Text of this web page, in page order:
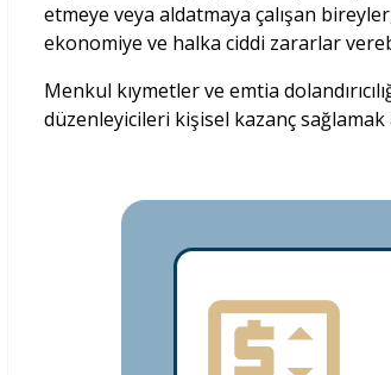
etmeye veya aldatmaya çalışan
ekonomiye ve halka ciddi zararlar
Menkul kıymetler ve emtia
düzenleyicileri kişisel kazanç sağlamak